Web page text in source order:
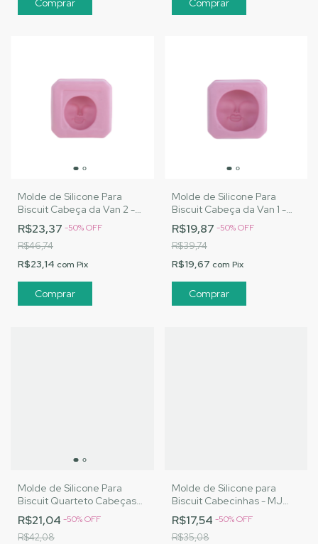
Molde de Silicone Para
Biscuit Cabeça da Van 2 -
MJ Artesanatos
R$23,37 -50%OFF
R$46,74
R$23,14 com Pix
Molde de Silicone Para
Biscuit Cabeça da Van 1 -
MJ Artesanatos
R$19,87 -50%OFF
R$39,74
R$19,67 com Pix
Molde de Silicone Para
Biscuit Quarteto Cabeças
Modeladas - MJ
Artesanatos |Cód. 2298
R$21,04 -50%OFF
R$42,08
Molde de Silicone para
Biscuit Cabecinhas - MJ
Artesanatos | MO-200
R$17,54 -50%OFF
R$35,08